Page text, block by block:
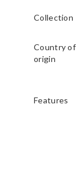
Collection
Country of
origin
Features